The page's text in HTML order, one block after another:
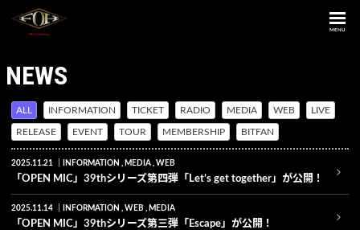
MENU
NEWS
ALL INFORMATION TICKET RADIO MEDIA WEB LIVE
RELEASE EVENT TOUR MEMBERSHIP BITFAN
2025.11.21 INFORMATION MEDIA WEB
「OPEN MIC」39thシリーズ第四弾「Let’s get together」が公開！
2025.11.14 INFORMATION WEB MEDIA
「OPEN MIC」39thシリーズ第三弾「Escape」が公開！